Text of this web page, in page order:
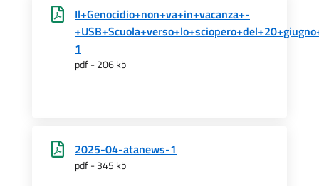
Il+Genocidio+non+va+in+vacanza+-
1
pdf - 206 kb
2025-04-atanews-1
pdf - 345 kb